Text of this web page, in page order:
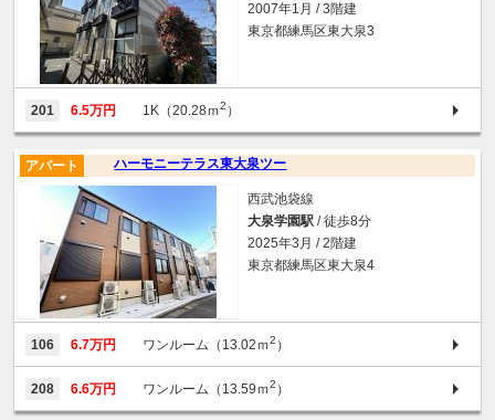
2007年1月 / 3階建
東京都練馬区東大泉3
201 6.5万円 1K（20.28ｍ2 ）
ハーモニーテラス東大泉ツー
アパート
西武池袋線
大泉学園駅 / 徒歩8分
2025年3月 / 2階建
東京都練馬区東大泉4
106 6.7万円 ワンルーム（13.02ｍ2 ）
208 6.6万円 ワンルーム（13.59ｍ2 ）